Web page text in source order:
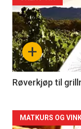
akkurat
nå
-
4
+
Røverkjøp til
Forsiden
MATKURS OG